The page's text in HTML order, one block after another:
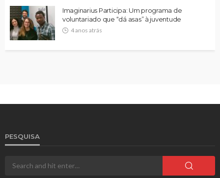
Imaginarius Participa: Um programa de
voluntariado que “dá asas” à juventude
4 anos atrás
PESQUISA